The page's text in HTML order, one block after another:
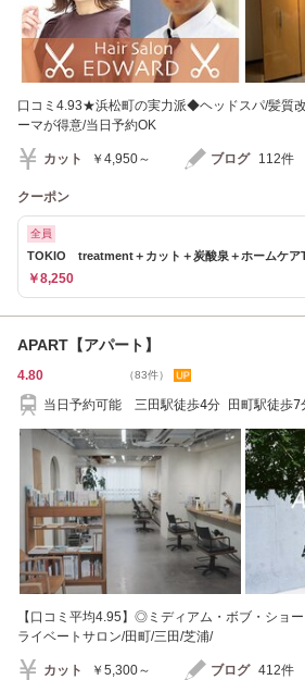
口コミ4.93★浜松町の実力派◆ヘッドスパ/髪質
ーマが得意/当日予約OK
カット ￥4,950～ ブログ 112件
クーポン
全員
TOKIO treatment＋カット＋炭酸泉＋ホームケ
￥8,250
APART【アパート】
4.80 （83件）
当日予約可能 三田駅徒歩4分 田町駅徒歩
【口コミ平均4.95】◎ミディアム・ボブ・ショ
ライベートサロン/田町/三田/芝浦/
カット ￥5,300～ ブログ 412件